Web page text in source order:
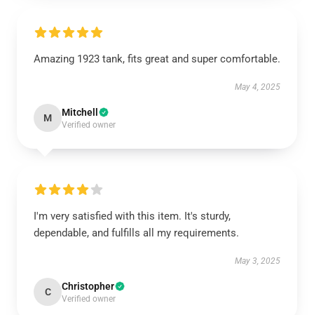
Amazing 1923 tank, fits great and super comfortable.
May 4, 2025
M Mitchell
Verified owner
I'm very satisfied with this item. It's sturdy,
dependable, and fulfills all my requirements.
May 3, 2025
C Christopher
Verified owner